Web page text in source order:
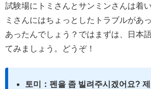
試験場にトミさんとサンミンさんは着
ミさんにはちょっとしたトラブルがあ
あったんでしょう？ではまずは、日本
てみましょう。どうぞ！
토미：펜을 좀 빌려주시겠어요?